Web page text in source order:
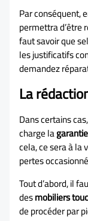
Par conséquent,
permettra d’être
faut savoir que
les justificatifs
demandez
La
Dans certains
charge la
cela, ce sera à la
pertes
Tout d’abord, il
desmobiliers
de procéder par